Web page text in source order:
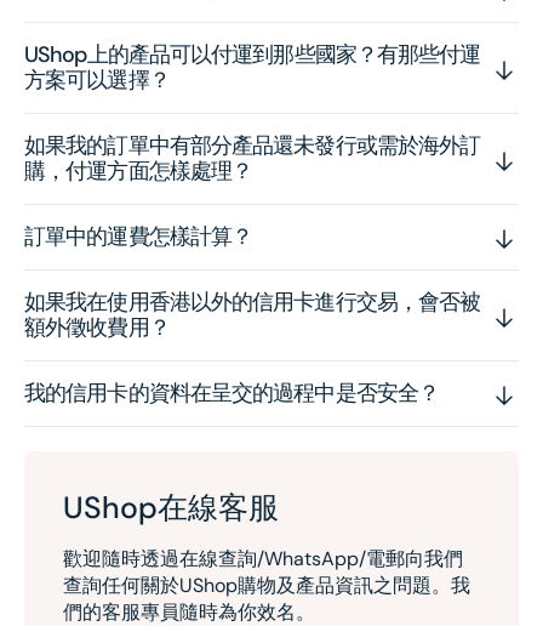
UShop上的產品可以付運到那些國家？有那些付運
方案可以選擇？
如果我的訂單中有部分產品還未發行或需於海外訂
購，付運方面怎樣處理？
訂單中的運費怎樣計算？
如果我在使用香港以外的信用卡進行交易，會否被
額外徵收費用？
我的信用卡的資料在呈交的過程中是否安全？
UShop在線客服
歡迎隨時透過在線查詢/WhatsApp/電郵向我們
查詢任何關於UShop購物及產品資訊之問題。我
們的客服專員隨時為你效名。